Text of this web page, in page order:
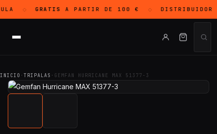
◇ GRATISA PARTIR DE 100 € ◇
INICIO · TRIPALAS · GEMFAN HURRICANE MAX 51377-3